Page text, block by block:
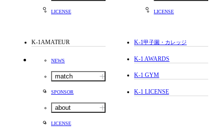
LICENSE LICENSE
K-1AMATEUR
NEWS
match
SPONSOR
about
LICENSE
K-1甲子園・カレッジ
K-1 AWARDS
K-1 GYM
K-1 LICENSE